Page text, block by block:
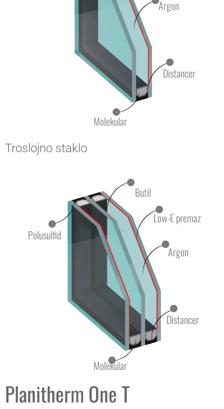
Molekular
Argon
Distancer
Troslojno staklo
Polusulfid
Butil
Low-E premaz
Molekular
Argon
Distancer
Planitherm One T